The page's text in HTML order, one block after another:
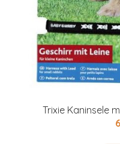
Trixie Kaninsele